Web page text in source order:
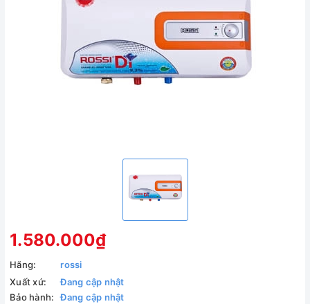
1.580.000₫
Hãng:
rossi
Xuất xứ:
Đang cập nhật
Bảo hành:
Đang cập nhật